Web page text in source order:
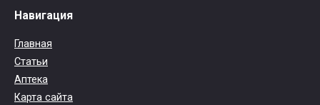
Навигация
Главная
Статьи
Аптека
Карта сайта